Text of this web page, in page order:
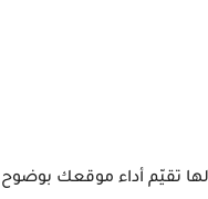
تقيّم أداء موقعك بوضوح